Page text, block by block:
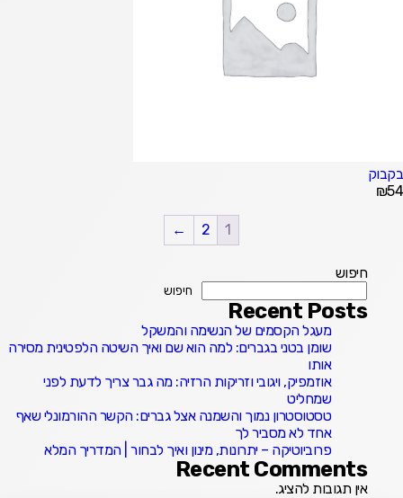
בקבוק
₪54
1
2
←
חיפוש
חיפוש
Recent Posts
מעגל הקסמים של הנשימה והמשקל
שומן בטני בגברים: למה הוא שם ואיך השיטה הלפטינית מסירה
אותו
אוזמפיק, ויגובי וזריקות הרזיה: מה גבר צריך לדעת לפני
שמחליט
טסטוסטרון נמוך והשמנה אצל גברים: הקשר ההורמונלי שאף
אחד לא מסביר לך
פרוביוטיקה – יתרונות, מינון ואיך לבחור | המדריך המלא
Recent Comments
אין תגובות להציג.